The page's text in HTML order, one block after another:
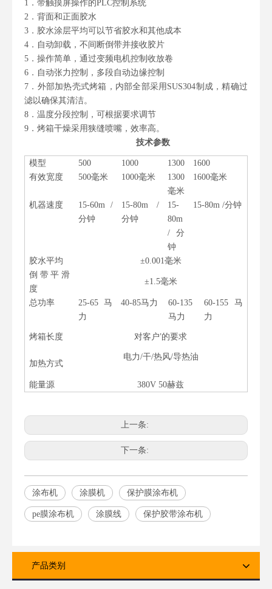
1 ． 带触摸屏操作的PLC控制系统
2 ． 背面和正面胶水
3 ． 胶水涂层平均可以节省胶水和其他成本
4 ． 自动卸载，不间断倒带并接收胶片
5 ． 操作简单，通过变频电机控制收放卷
6 ． 自动张力控制，多段自动边缘控制
7 ． 外部加热壳式烤箱，内部全部采用SUS304制成，精确过
滤以确保其清洁。
8 ． 温度分段控制，可根据要求调节
9 ． 烤箱干燥采用狭缝喷嘴，效率高。
技术参数
模型 500 1000 1300
1600
有效宽度
500毫米 1000毫米
1300
毫米
1600毫米
机器速度
15-60m /
分钟
15-80m /
分钟
15-
80m
/分
钟
15-80m /分钟
胶水平均
±0.001毫米
倒带平滑
度
±1.5毫米
总功率
25-65马
力
40-85马力
60-135
马力
60-155马
力
烤箱长度 对客户’的要求
加热方式
电力/干/热风/导热油
能量源 380V 50赫兹
上一条:
下一条:
涂布机 涂膜机 保护膜涂布机
pe膜涂布机 涂膜线 保护胶带涂布机
产品类别